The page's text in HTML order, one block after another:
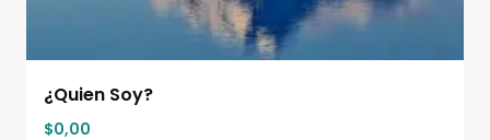
¿Quien Soy?
$0,00